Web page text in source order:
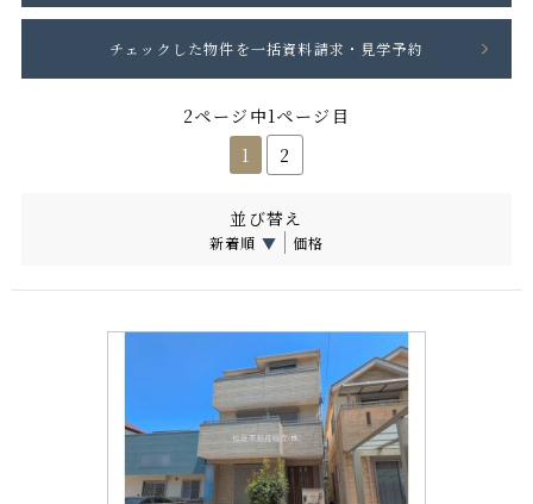
2ページ中1ページ目
1
2
並び替え
新着順 ▼ 価格